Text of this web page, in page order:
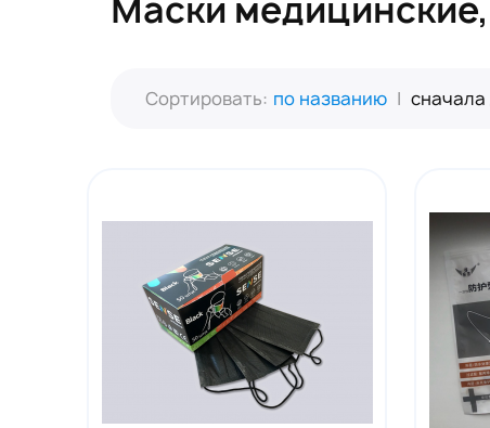
Органайзеры для пробников
(Подарочный чемодан)
Парикмахерские и салоны красоты
Расходники и хозтовары.
Маски
Сортировать: по названию |